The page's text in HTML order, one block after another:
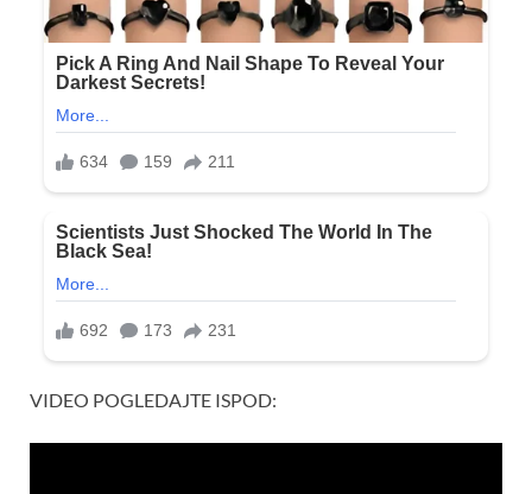
VIDEO POGLEDAJTE ISPOD: